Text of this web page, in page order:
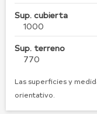
Sup. cubierta
1000
Sup. terreno
770
Las superficies y
orientativo.